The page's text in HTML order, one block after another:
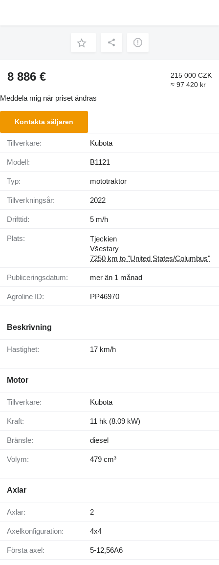
8 886 €
215 000 CZK
≈ 97 420 kr
Meddela mig när priset ändras
Kontakta säljaren
Tillverkare: Kubota
Modell: B1121
Typ: mototraktor
Tillverkningsår: 2022
Drifttid: 5 m/h
Plats:
Tjeckien
Všestary
7250 km to "United States/Columbus"
Publiceringsdatum: mer än 1 månad
Agroline ID: PP46970
Beskrivning
Hastighet: 17 km/h
Motor
Tillverkare: Kubota
Kraft: 11 hk (8.09 kW)
Bränsle: diesel
Volym: 479 cm³
Axlar
Axlar: 2
Axelkonfiguration: 4x4
Första axel: 5-12,56A6